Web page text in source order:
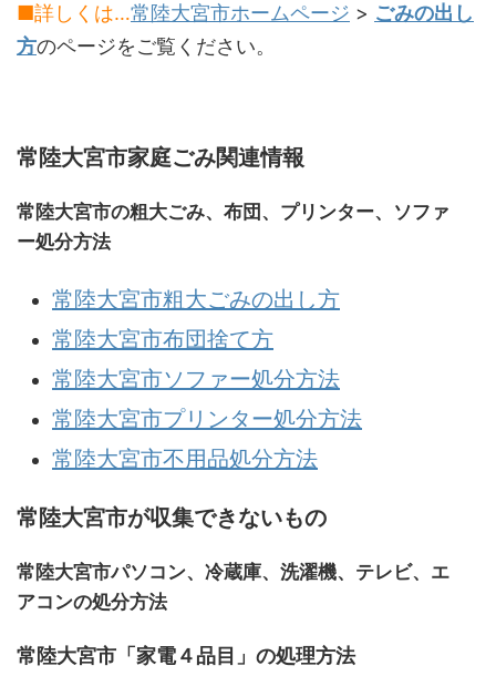
■詳しくは…常陸大宮市ホームページ > ごみの出し
方のページをご覧ください。
常陸大宮市家庭ごみ関連情報
常陸大宮市の粗大ごみ、布団、プリンター、ソファ
ー処分方法
常陸大宮市粗大ごみの出し方
常陸大宮市布団捨て方
常陸大宮市ソファー処分方法
常陸大宮市プリンター処分方法
常陸大宮市不用品処分方法
常陸大宮市が収集できないもの
常陸大宮市パソコン、冷蔵庫、洗濯機、テレビ、エ
アコンの処分方法
常陸大宮市「家電４品目」の処理方法